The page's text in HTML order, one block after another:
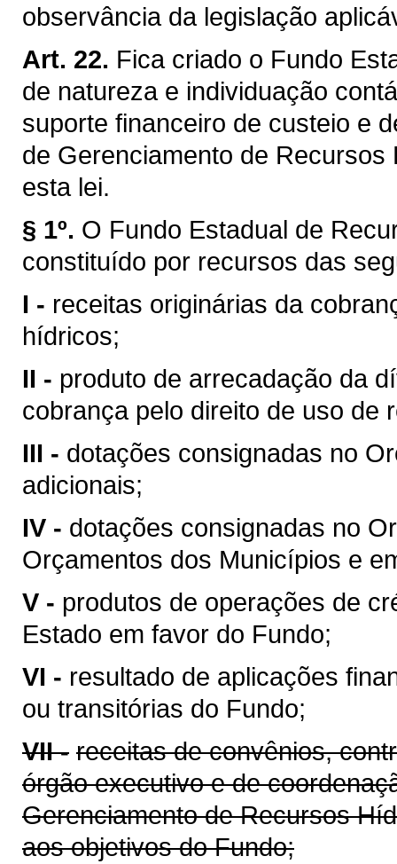
observância da legislação
Art. 22. Fica criado o Fundo
de natureza e individuação
suporte financeiro de custeio e
de Gerenciamento de
esta lei.
§ 1º. O Fundo Estadual de
constituído por recursos das
I - receitas originárias da
hídricos;
II - produto de arrecadação da
cobrança pelo direito de uso de
III - dotações consignadas no
adicionais;
IV - dotações consignadas no
Orçamentos dos Municípios e
V - produtos de operações de
Estado em favor do Fundo;
VI - resultado de aplicações
ou transitórias do Fundo;
VII - receitas de convênios,
órgão executivo e de
Gerenciamento de Recursos
aos objetivos do Fundo;